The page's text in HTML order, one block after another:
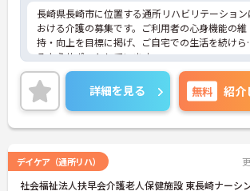
長崎県長崎市に位置する通所リハビリテーション
おける介護の募集です。ご利用者の心身機能の維
持・向上を目標に掲げ、ご自宅での生活を続けら
るようサポートしています。
就業は17:00までなので、勤務終了後のプライベ
トの時間も充実させることが可能です。また、賞与
は3.2ヶ月分の支給実績があり、頑張りがきちんと
価される職場です。
ご興味のある方には、面接対策ポイントなど、さ
さい！
詳細を見る 無料 紹介
デイケア（通所リハ）
社会福祉法人扶早会介護老人保健施設 東長崎ナーシ